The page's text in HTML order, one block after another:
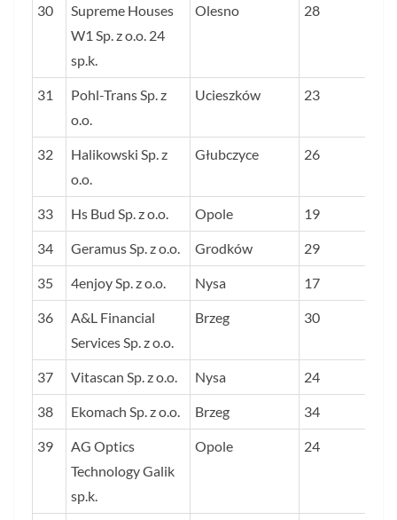
30
Supreme Houses
W1 Sp. z o.o. 24
sp.k.
Olesno 28
31
Pohl-Trans Sp. z
o.o.
Ucieszków 23
32
Halikowski Sp. z
o.o.
Głubczyce 26
33 Hs Bud Sp. z o.o. Opole 19
34 Geramus Sp. z o.o. Grodków 29
35 4enjoy Sp. z o.o. Nysa 17
36
A&L Financial
Services Sp. z o.o.
Brzeg 30
37 Vitascan Sp. z o.o. Nysa 24
38 Ekomach Sp. z o.o. Brzeg 34
39
AG Optics
Technology Galik
sp.k.
Opole 24